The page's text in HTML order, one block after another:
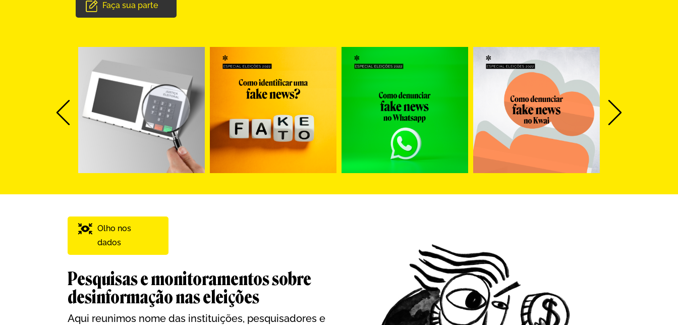
Faça sua parte
Olho nos
dados
Pesquisas e monitoramentos sobre
desinformação nas eleições
Aqui reunimos nome das instituições, pesquisadores e